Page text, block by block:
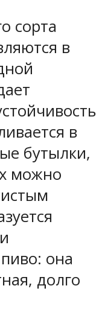
сорта
в
в
бутылки,
можно
она
долго